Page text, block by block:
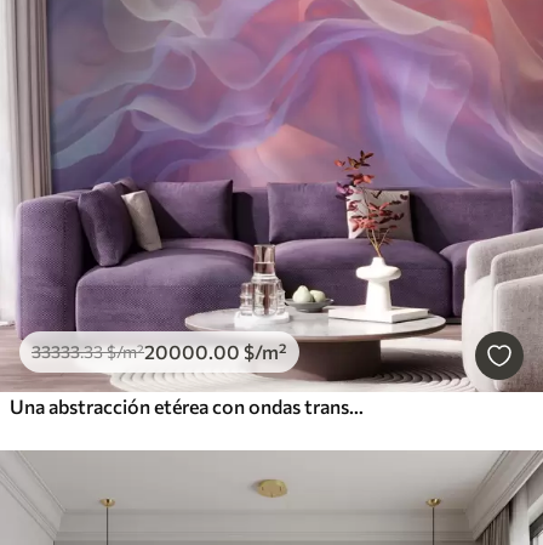
33333.33$/m²20000.00$/m²
Una abstracción etérea con ondas translúcidas en una paleta de tonos rosa y lila